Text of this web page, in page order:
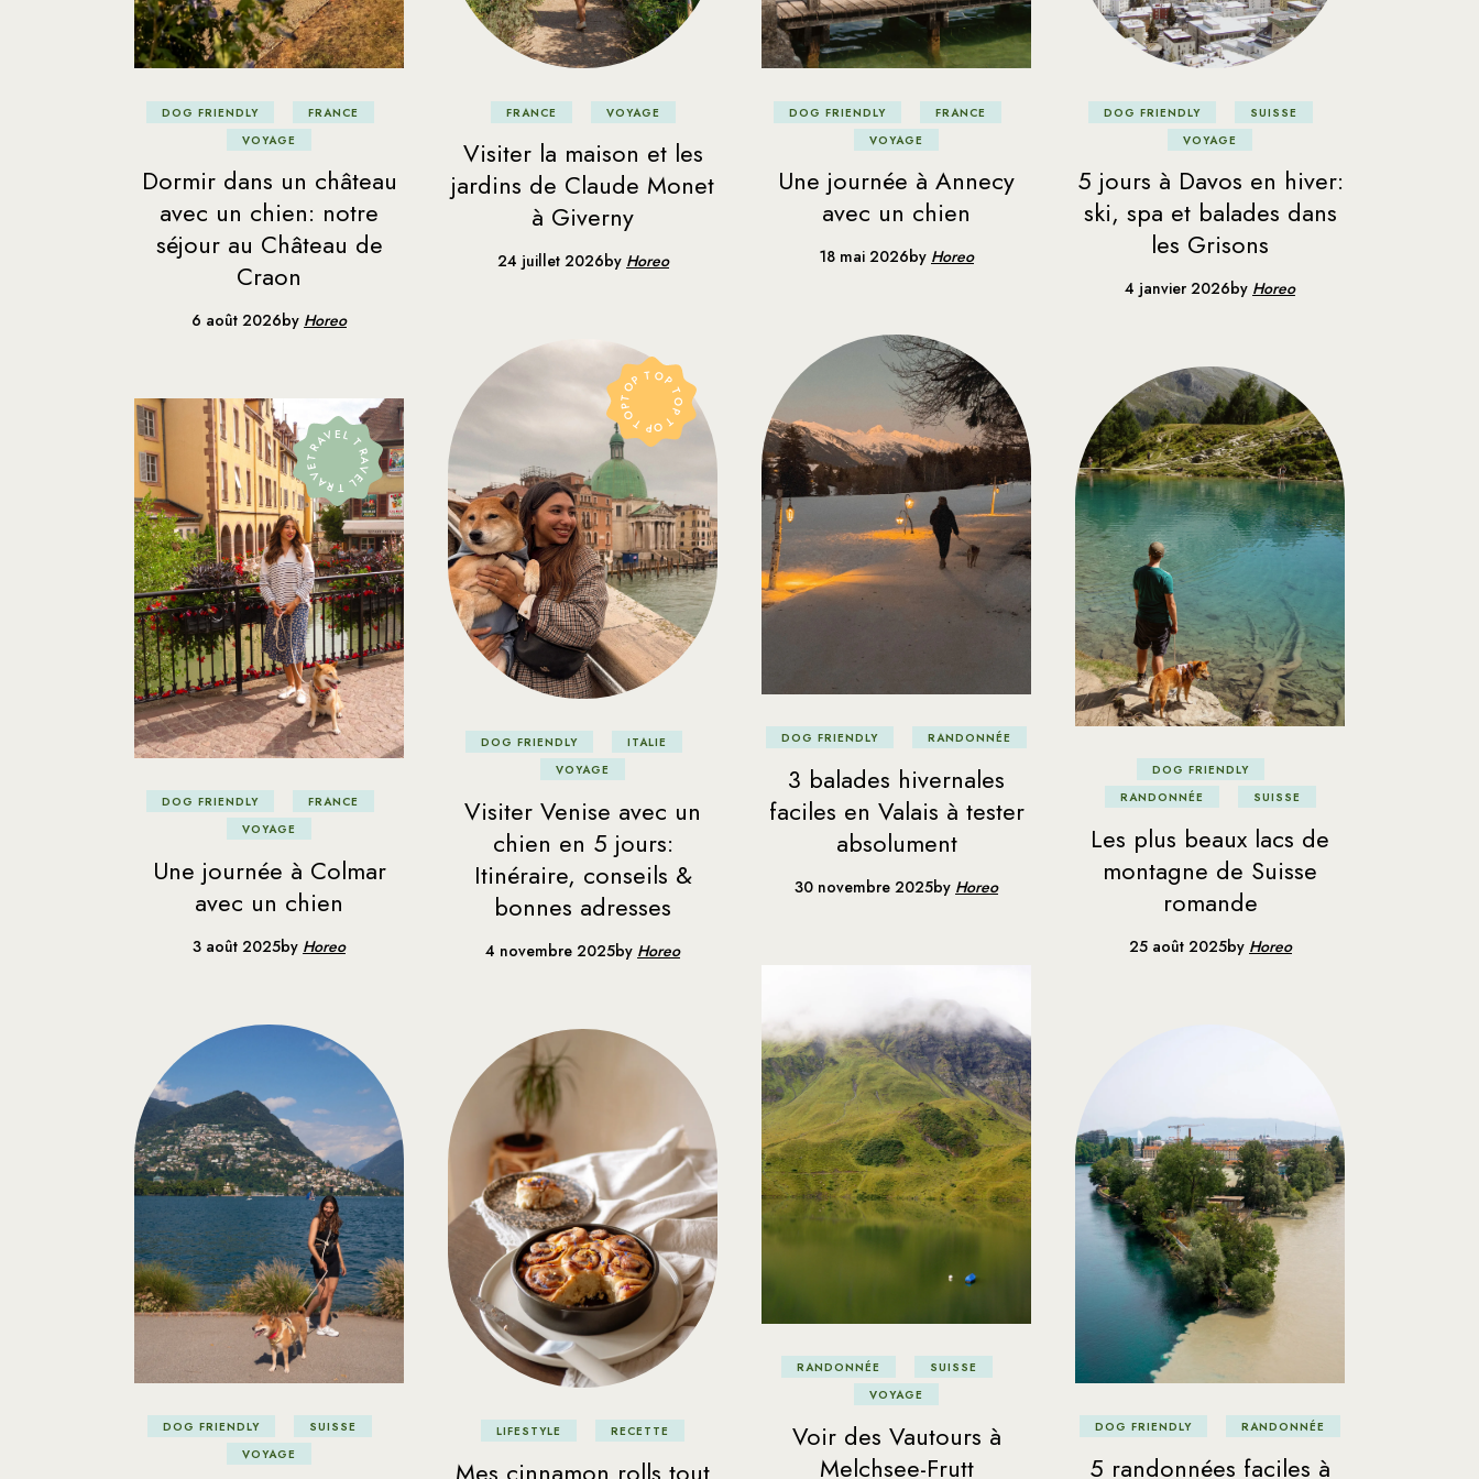
Maroc
Mexique
Suisse
DOG FRIENDLY
FRANCE
VOYAGE
Dormir dans un château
avec un chien: notre
séjour au Château de
Craon
6 août 2026by Horeo
FRANCE VOYAGE
Visiter la maison et les
jardins de Claude Monet
à Giverny
24 juillet 2026by Horeo
DOG FRIENDLY
FRANCE
VOYAGE
Une journée à Annecy
avec un chien
18 mai 2026by Horeo
DOG FRIENDLY
SUISSE
VOYAGE
5 jours à Davos en hiver:
ski, spa et balades dans
les Grisons
4 janvier 2026by Horeo
DOG FRIENDLY RANDONNÉE
3 balades hivernales
faciles en Valais à tester
absolument
30 novembre 2025by Horeo
TOP TOP TOP TOP TOP
DOG FRIENDLY
ITALIE
VOYAGE
Visiter Venise avec un
chien en 5 jours:
Itinéraire, conseils &
bonnes adresses
4 novembre 2025by Horeo
DOG FRIENDLY
RANDONNÉE
SUISSE
Les plus beaux lacs de
montagne de Suisse
romande
25 août 2025by Horeo
TRAVEL TRAVEL TRAVEL
DOG FRIENDLY
FRANCE
VOYAGE
Une journée à Colmar
avec un chien
3 août 2025by Horeo
RANDONNÉE
SUISSE
VOYAGE
Voir des Vautours à
Melchsee-Frutt
DOG FRIENDLY
SUISSE
VOYAGE
DOG FRIENDLY RANDONNÉE
5 randonnées faciles à
LIFESTYLE RECETTE